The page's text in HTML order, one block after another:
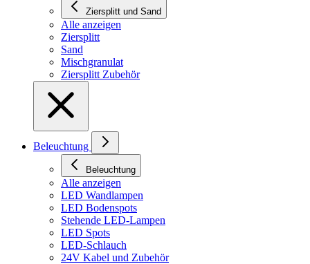
Ziersplitt und Sand
Alle anzeigen
Ziersplitt
Sand
Mischgranulat
Ziersplitt Zubehör
Beleuchtung
Beleuchtung
Alle anzeigen
LED Wandlampen
LED Bodenspots
Stehende LED-Lampen
LED Spots
LED-Schlauch
24V Kabel und Zubehör